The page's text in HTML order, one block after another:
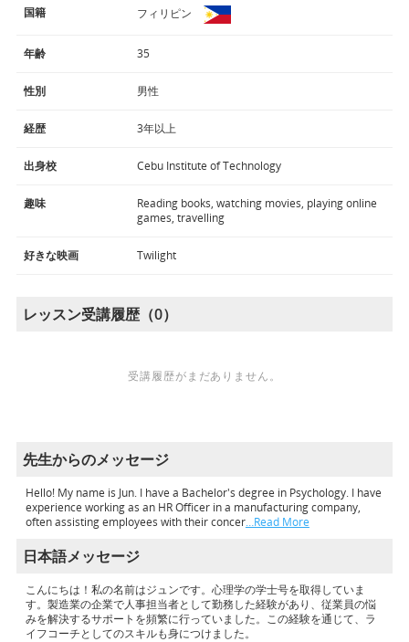
国籍 フィリピン
年齢 35
性別 男性
経歴 3年以上
出身校 Cebu Institute of Technology
趣味
Reading books, watching movies, playing online
games, travelling
好きな映画 Twilight
レッスン受講履歴（0）
受講履歴がまだありません。
先生からのメッセージ
Hello! My name is Jun. I have a Bachelor's degree in Psychology. I have
experience working as an HR Officer in a manufacturing company,
often assisting employees with their concer…Read More
日本語メッセージ
こんにちは！私の名前はジュンです。心理学の学士号を取得していま
す。製造業の企業で人事担当者として勤務した経験があり、従業員の悩
みを解決するサポートを頻繁に行っていました。この経験を通じて、ラ
イフコーチとしてのスキルも身につけました。